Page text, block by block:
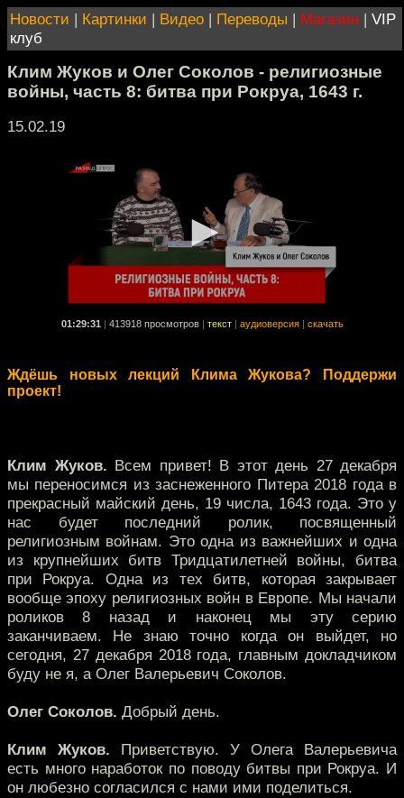
Новости | Картинки | Видео | Переводы | Магазин | VIP
клуб
Клим Жуков и Олег Соколов - религиозные
войны, часть 8: битва при Рокруа, 1643 г.
15.02.19
01:29:31 413918 просмотров текст аудиоверсия скачать
Ждёшь новых лекций Клима Жукова? Поддержи
проект!
Клим Жуков. Всем привет! В этот день 27 декабря
мы переносимся из заснеженного Питера 2018 года в
прекрасный майский день, 19 числа, 1643 года. Это у
нас будет последний ролик, посвященный
религиозным войнам. Это одна из важнейших и одна
из крупнейших битв Тридцатилетней войны, битва
при Рокруа. Одна из тех битв, которая закрывает
вообще эпоху религиозных войн в Европе. Мы начали
роликов 8 назад и наконец мы эту серию
заканчиваем. Не знаю точно когда он выйдет, но
сегодня, 27 декабря 2018 года, главным докладчиком
буду не я, а Олег Валерьевич Соколов.
Олег Соколов. Добрый день.
Клим Жуков. Приветствую. У Олега Валерьевича
есть много наработок по поводу битвы при Рокруа. И
он любезно согласился с нами ими поделиться.